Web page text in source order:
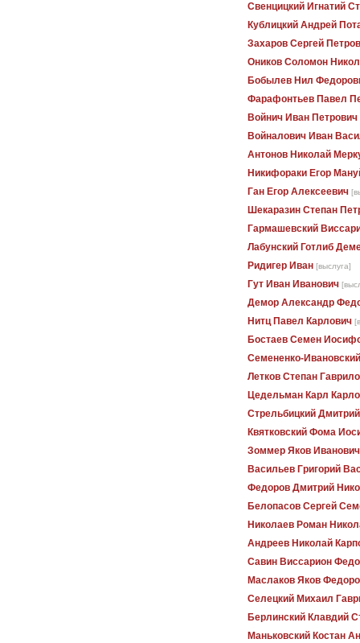
Свенцицкий Игнатий
Кублицкий Андрей
Захаров Сергей
Оников Соломон
Бобылев Нил
Фарафонтьев Павел
Войнич Иван Петрович
Войналович Иван
Антонов Николай
Никифораки Егор
Ган Егор Алексеевич
Шекаразин Степан
Гармашевский
Лабунский Готлиб
Ридигер Иван [выслуга]
Гут Иван Иванович
Демор Александр
Нитц Павел Карлович
Бостаев Семен
Семененко-
Летков Степан
Цедельман Карл
Стрельбицкий
Квятковский Фома
Зоммер Яков Иванович
Васильев Григорий
Федоров Дмитрий
Белопасов Сергей
Николаев Роман
Андреев Николай
Савин Виссарион
Маслаков Яков
Селецкий Михаил
Берлинский Клавдий
Маньковский Костан